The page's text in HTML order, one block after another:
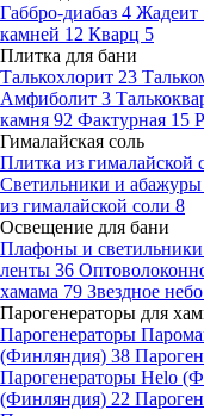
Габбро-диабаз 4 Жадеит
камней 12 Кварц 5
Плитка для бани
Талькохлорит 23
Амфиболит 3
камня 92 Фактурная 15
Гималайская соль
Плитка из гималайской
Светильники и
из гималайской соли 8
Освещение для бани
Плафоны и светильники
ленты 36
хамама 79 Звездное небо
Парогенераторы для
Парогенераторы
(Финляндия) 38
Парогенераторы Helo
(Финляндия) 22